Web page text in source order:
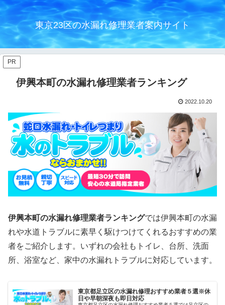
東京23区の水漏れ修理業者案内サイト
PR
伊興本町の水漏れ修理業者ランキング
2022.10.20
伊興本町の水漏れ修理業者ランキングでは伊興本町の水漏
れや水道トラブルに素早く駆けつけてくれるおすすめの業
者をご紹介します。いずれの会社もトイレ、台所、洗面
所、浴室など、家中の水漏れトラブルに対応しています。
東京都足立区の水漏れ修理おすすめ業者５選※休
日や早朝深夜も即日対応